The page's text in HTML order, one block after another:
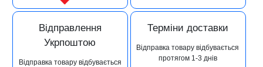
Відправлення
Укрпоштою
Відправка товару відбувається
Терміни доставки
Відправка товару відбувається
протягом 1-3 днів